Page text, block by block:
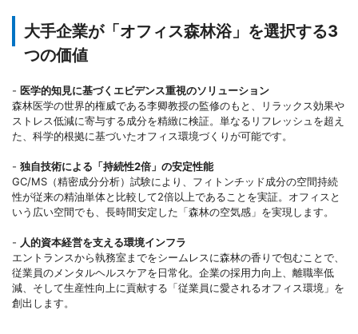
大手企業が「オフィス森林浴」を選択する3
つの価値
- 医学的知見に基づくエビデンス重視のソリューション
森林医学の世界的権威である李卿教授の監修のもと、リラックス効果や
ストレス低減に寄与する成分を精緻に検証。単なるリフレッシュを超え
た、科学的根拠に基づいたオフィス環境づくりが可能です。
- 独自技術による「持続性2倍」の安定性能
GC/MS（精密成分分析）試験により、フィトンチッド成分の空間持続
性が従来の精油単体と比較して2倍以上であることを実証。オフィスと
いう広い空間でも、長時間安定した「森林の空気感」を実現します。
- 人的資本経営を支える環境インフラ
エントランスから執務室までをシームレスに森林の香りで包むことで、
従業員のメンタルヘルスケアを日常化。企業の採用力向上、離職率低
減、そして生産性向上に貢献する「従業員に愛されるオフィス環境」を
創出します。